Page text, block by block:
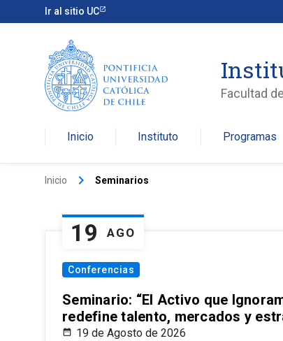
Ir al sitio UC
Facultad
Inicio Instituto Programas
Inicio keyboard_arrow_right Seminarios
19 AGO
Conferencias
Seminario: “El Activo que
redefine talento, mercados y
19 de Agosto de 2026